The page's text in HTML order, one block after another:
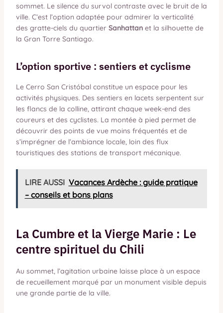
sommet. Le silence du survol contraste avec le bruit de la
ville. C’est l’option adaptée pour admirer la verticalité
des gratte-ciels du quartier Sanhattanet la silhouette de
la Gran Torre Santiago.
L’option sportive : sentiers et cyclisme
Le Cerro San Cristóbal constitue un espace pour les
activités physiques. Des sentiers en lacets serpentent sur
les flancs de la colline, attirant chaque week-end des
coureurs et des cyclistes. La montée à pied permet de
découvrir des points de vue moins fréquentés et de
s’imprégner de l’ambiance locale, loin des flux
touristiques des stations de transport mécanique.
LIRE AUSSI Vacances Ardèche : guide pratique
– conseils et bons plans
La Cumbre et la Vierge Marie : Le
centre spirituel du Chili
Au sommet, l’agitation urbaine laisse place à un espace
de recueillement marqué par un monument visible depuis
une grande partie de la ville.